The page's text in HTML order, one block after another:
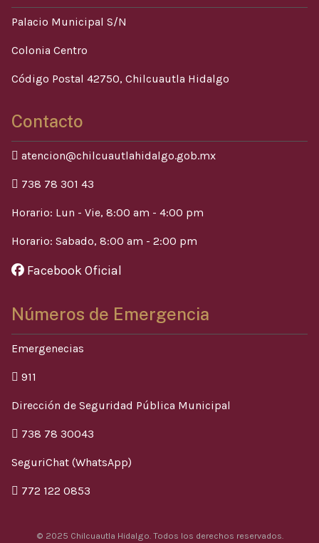
Palacio Municipal S/N
Colonia Centro
Código Postal 42750, Chilcuautla Hidalgo
Contacto
atencion@chilcuautlahidalgo.gob.mx
738 78 301 43
Horario: Lun - Vie, 8:00 am - 4:00 pm
Horario: Sabado, 8:00 am - 2:00 pm
Facebook Oficial
Números de Emergencia
Emergenecias
911
Dirección de Seguridad Pública Municipal
738 78 30043
SeguriChat (WhatsApp)
772 122 0853
© 2025 Chilcuautla Hidalgo. Todos los derechos reservados.